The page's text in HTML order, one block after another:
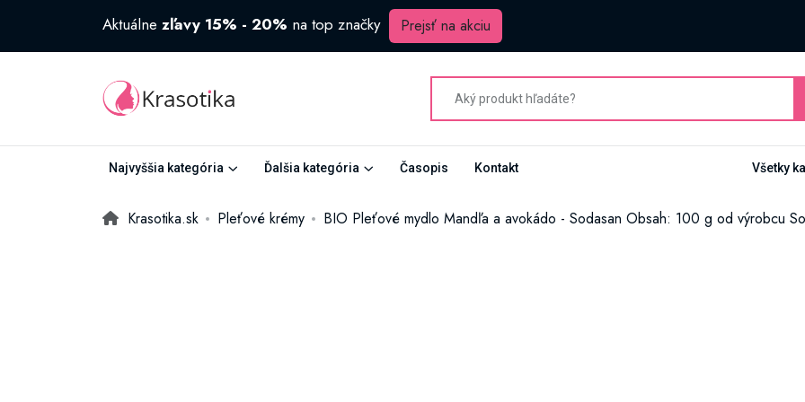
Aktuálne zľavy 15% - 20% na top značky Prejsť na akciu
Najvyššia kategória Ďalšia kategória Časopis Kontakt Všetky
Krasotika.sk Pleťové krémy BIO Pleťové mydlo Mandľa a avokádo - Sodasan Obsah: 100 g od výrobcu